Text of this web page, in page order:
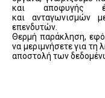
και αποφυγής
και ανταγωνισμών
επενδυτών.
Θερμή παράκληση,
να μεριμνήσετε για
αποστολή των